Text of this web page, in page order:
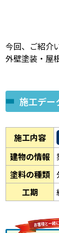
見積もりシミュレ
今回、ご紹介
外壁塗装・屋
施工デー
施工内容
建物の情報
塗料の種類
工期